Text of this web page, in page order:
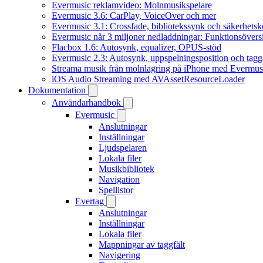
Evermusic reklamvideo: Molnmusikspelare
Evermusic 3.6: CarPlay, VoiceOver och mer
Evermusic 3.1: Crossfade, bibliotekssynk och
Evermusic når 3 miljoner nedladdningar:
Flacbox 1.6: Autosynk, equalizer, OPUS-stöd
Evermusic 2.3: Autosynk, uppspelningsposition och
Streama musik från molnlagring på iPhone med
iOS Audio Streaming med AVAssetResourceLoader
Dokumentation
Användarhandbok
Evermusic
Anslutningar
Inställningar
Ljudspelaren
Lokala filer
Musikbibliotek
Navigation
Spellistor
Evertag
Anslutningar
Inställningar
Lokala filer
Mappningar av taggfält
Navigering